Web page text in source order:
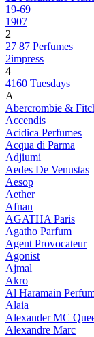
19-69
1907
2
27 87 Perfumes
2impress
4
4160 Tuesdays
A
Abercrombie &
Accendis
Acidica Perfumes
Acqua di Parma
Adjiumi
Aedes De Venustas
Aesop
Aether
Afnan
AGATHA Paris
Agatho Parfum
Agent Provocateur
Agonist
Ajmal
Akro
Al Haramain
Alaia
Alexander MC
Alexandre Marc